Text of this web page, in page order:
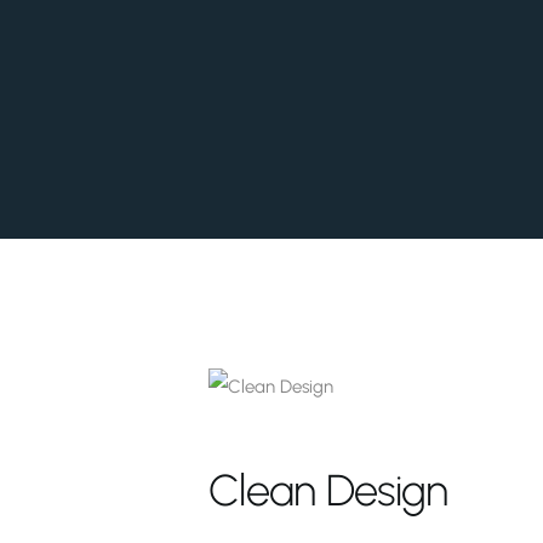
Clean Design